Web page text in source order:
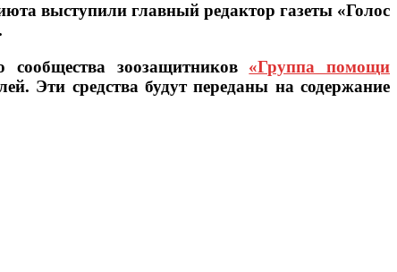
выступили главный редактор газеты «Голос
зоозащитников «Группа помощи
Эти средства будут переданы на содержание